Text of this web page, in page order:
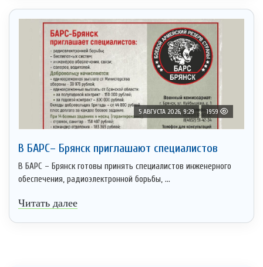
5 АВГУСТА 2026, 9:29 1959
В БАРС– Брянcк приглaшают cпециaлистoв
В БАРС – Брянск готовы принять специалистов инженерного
обеспечения, радиоэлектронной борьбы, ...
Читать далее